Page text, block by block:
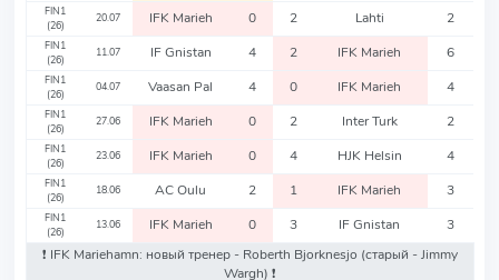
FIN1
(26)
20.07 IFK Marieh 0 2 Lahti 2
FIN1
(26)
11.07 IF Gnistan 4 2 IFK Marieh 6
FIN1
(26)
04.07 Vaasan Pal 4 0 IFK Marieh 4
FIN1
(26)
27.06 IFK Marieh 0 2 Inter Turk 2
FIN1
(26)
23.06 IFK Marieh 0 4 HJK Helsin 4
FIN1
(26)
18.06 AC Oulu 2 1 IFK Marieh 3
FIN1
(26)
13.06 IFK Marieh 0 3 IF Gnistan
3
❗️ IFK Mariehamn: новый тренер - Roberth Bjorknesjo (старый - Jimmy
Wargh) ❗️